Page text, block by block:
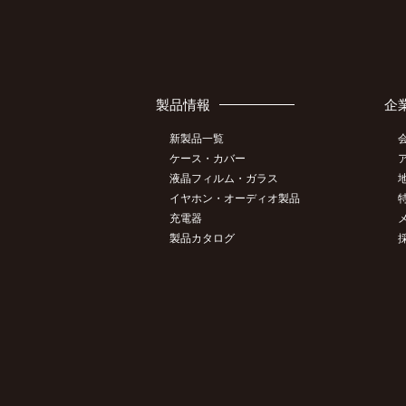
製品情報
新製品一覧
ケース・カバー
液晶フィルム・ガラス
イヤホン・オーディオ製品
充電器
製品カタログ
企